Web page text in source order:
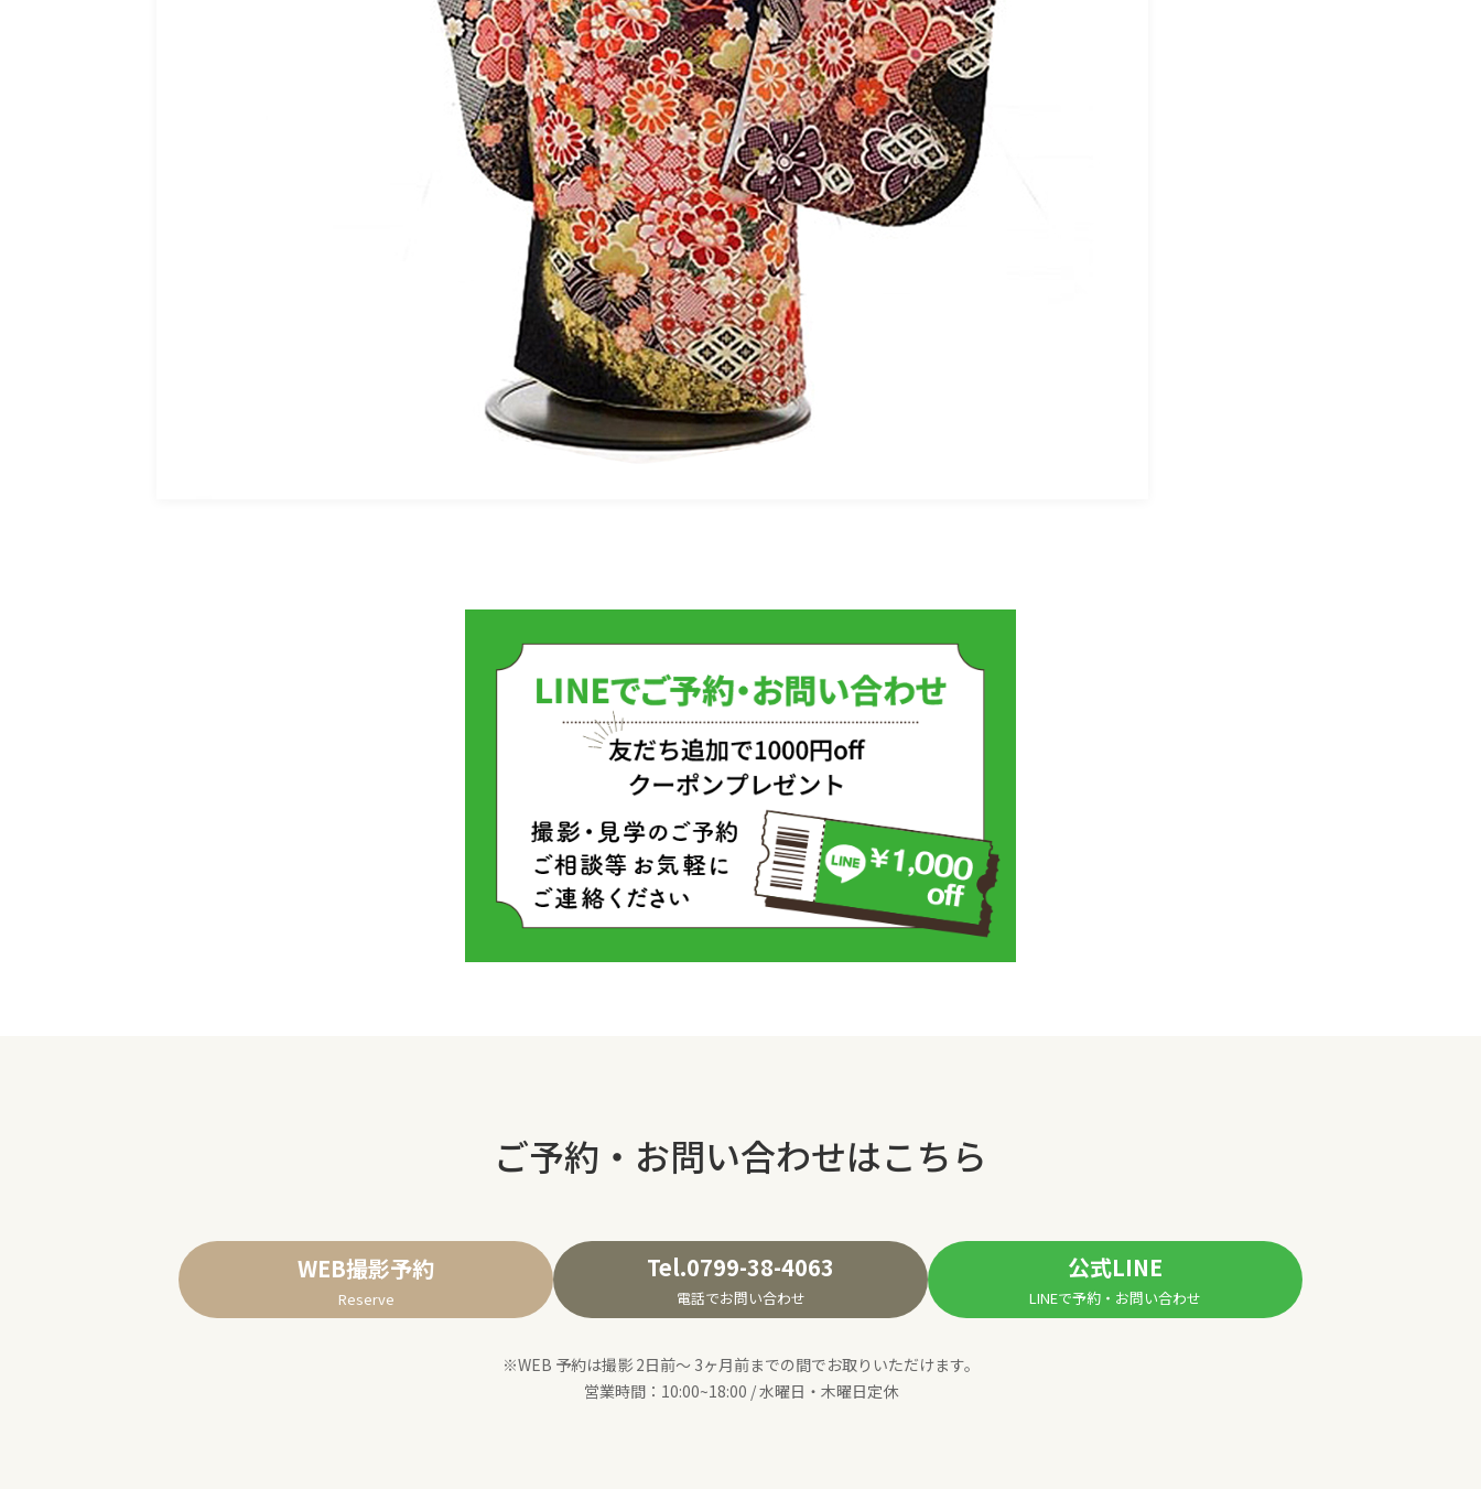
ご予約・お問い合わせはこちら
WEB撮影予約
Reserve
Tel.0799-38-4063
電話でお問い合わせ
公式LINE
LINEで予約・お問い合わせ
※WEB 予約は撮影 2日前〜 3ヶ月前までの間でお取りいただけます。
営業時間：10:00~18:00 / 水曜日・木曜日定休